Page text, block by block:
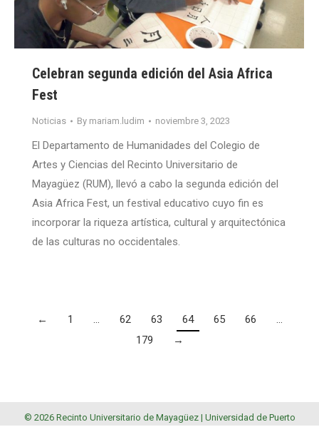
Celebran segunda edición del Asia Africa
Fest
Noticias By mariam.ludim noviembre 3, 2023
El Departamento de Humanidades del Colegio de
Artes y Ciencias del Recinto Universitario de
Mayagüez (RUM), llevó a cabo la segunda edición del
Asia Africa Fest, un festival educativo cuyo fin es
incorporar la riqueza artística, cultural y arquitectónica
de las culturas no occidentales.
← 1 … 62 63 64 65 66
…
179
→
© 2026 Recinto Universitario de Mayagüez | Universidad de Puerto